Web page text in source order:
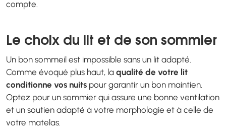
compte.
Le choix du lit et de son sommier
Un bon sommeil est impossible sans un lit adapté.
Comme évoqué plus haut, la qualité de votre lit
conditionne vos nuits pour garantir un bon maintien.
Optez pour un sommier qui assure une bonne ventilation
et un soutien adapté à votre morphologie et à celle de
votre matelas.